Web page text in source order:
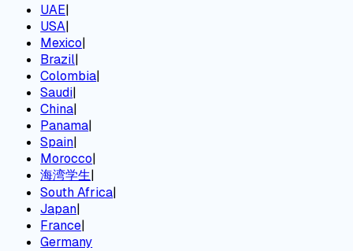
UAE|
USA|
Mexico|
Brazil|
Colombia|
Saudi|
China|
Panama|
Spain|
Morocco|
海湾学生|
South Africa|
Japan|
France|
Germany